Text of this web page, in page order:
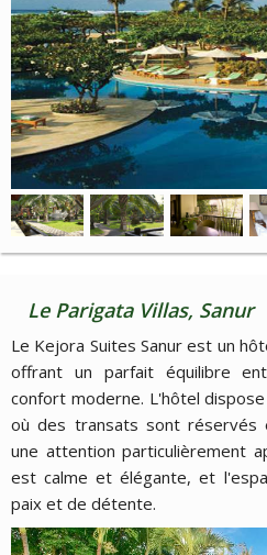
Le Parigata Villas, Sanur
Le Kejora Suites Sanur est un
offrant un parfait équilibre
confort moderne. L'hôtel
où des transats sont réservés
une attention particulièrement
est calme et élégante, et
paix et de détente.